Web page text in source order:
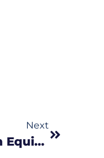
Next
¿Qué Es Más Económico, Comprar O Rentar Un Equipo De GPS?